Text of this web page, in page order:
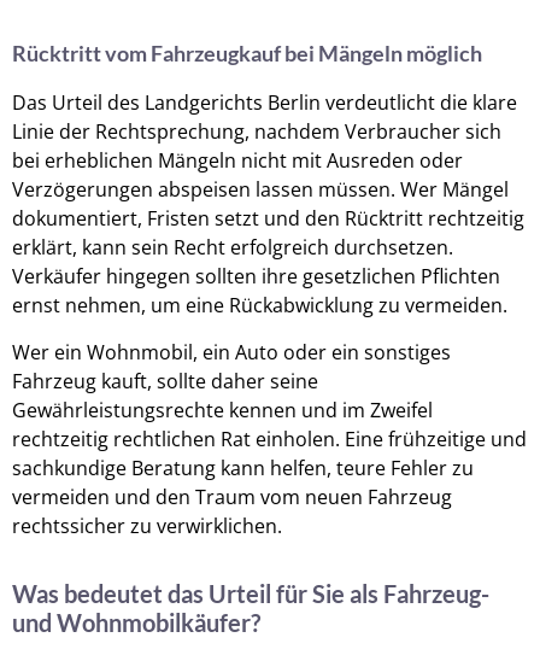
Rücktritt vom Fahrzeugkauf bei Mängeln möglich
Das Urteil des Landgerichts Berlin verdeutlicht die klare
Linie der Rechtsprechung, nachdem Verbraucher sich
bei erheblichen Mängeln nicht mit Ausreden oder
Verzögerungen abspeisen lassen müssen. Wer Mängel
dokumentiert, Fristen setzt und den Rücktritt rechtzeitig
erklärt, kann sein Recht erfolgreich durchsetzen.
Verkäufer hingegen sollten ihre gesetzlichen Pflichten
ernst nehmen, um eine Rückabwicklung zu vermeiden.
Wer ein Wohnmobil, ein Auto oder ein sonstiges
Fahrzeug kauft, sollte daher seine
Gewährleistungsrechte kennen und im Zweifel
rechtzeitig rechtlichen Rat einholen. Eine frühzeitige und
sachkundige Beratung kann helfen, teure Fehler zu
vermeiden und den Traum vom neuen Fahrzeug
rechtssicher zu verwirklichen.
Was bedeutet das Urteil für Sie als Fahrzeug-
und Wohnmobilkäufer?